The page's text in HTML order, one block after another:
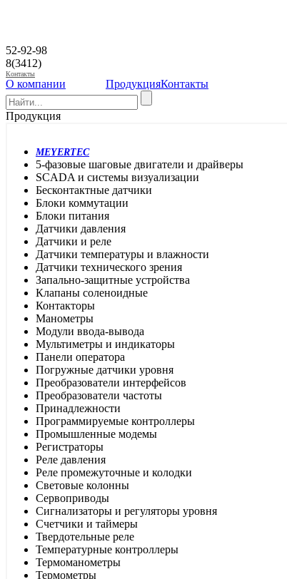
52-92-98
8(3412)
Контакты
О компании ПродукцияКонтакты
Продукция
MEYERTEC
5-фазовые шаговые двигатели и драйверы
SCADA и системы визуализации
Бесконтактные датчики
Блоки коммутации
Блоки питания
Датчики давления
Датчики и реле
Датчики температуры и влажности
Датчики технического зрения
Запально-защитные устройства
Клапаны соленоидные
Контакторы
Манометры
Модули ввода-вывода
Мультиметры и индикаторы
Панели оператора
Погружные датчики уровня
Преобразователи интерфейсов
Преобразователи частоты
Принадлежности
Программируемые контроллеры
Промышленные модемы
Регистраторы
Реле давления
Реле промежуточные и колодки
Световые колонны
Сервоприводы
Сигнализаторы и регуляторы уровня
Счетчики и таймеры
Твердотельные реле
Температурные контроллеры
Термоманометры
Термометры